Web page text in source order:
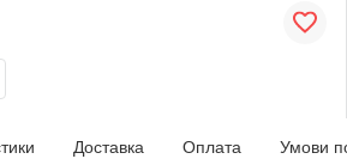
Доставка Оплата Умови